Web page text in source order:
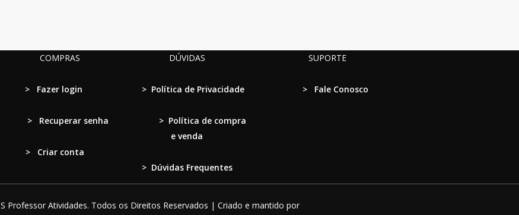
COMPRAS
> Fazer login
> Recuperar senha
> Criar conta
DÚVIDAS
> Política de Privacidade
> Política de compra
e venda
> Dúvidas Frequentes
SUPORTE
> Fale Conosco
Professor Atividades. Todos os Direitos Reservados | Criado e mantido por